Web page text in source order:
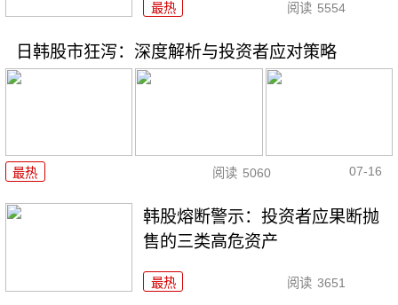
最热 阅读 5554
日韩股市狂泻：深度解析与投资者应对策略
最热 阅读 5060 07-16
韩股熔断警示：投资者应果断抛
售的三类高危资产
最热 阅读 3651